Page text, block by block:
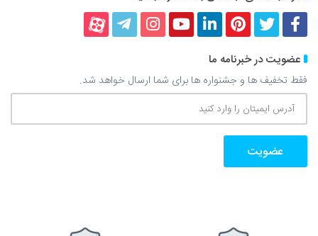
فیسبوکتوییترپینترستلینکداینیوتیوباینستاگرام
تلگرام آپارات
عضویت در خبرنامه ما
فقط تخفیف ها و جشنواره ها برای شما ارسال خواهد شد.
آدرس
ایمیتان
را